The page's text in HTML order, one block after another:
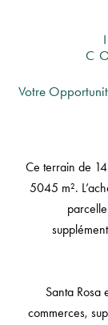
Votre
Ce terrain de
5045 m².
Santa Rosa
commerces,